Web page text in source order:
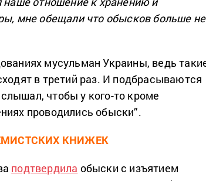
мне обещали что обысков больше не
мусульман Украины, ведь
в третий раз. И подбрасываются
чтобы у кого-то кроме
проводились обыски”.
КНИЖЕК
подтвердила обыски с изъятием